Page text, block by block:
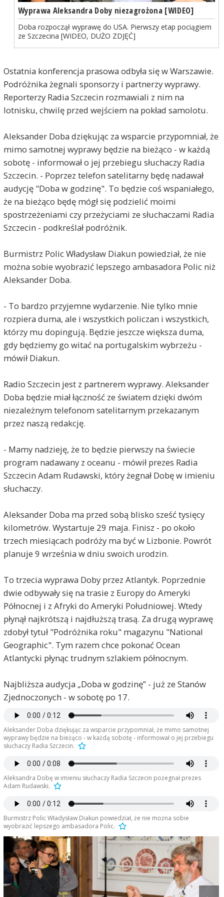
Wyprawa Aleksandra Doby niezagrożona [WIDEO]
Doba rozpoczął wyprawę do USA. Pierwszy etap pociągiem
ze Szczecina [WIDEO, DUŻO ZDJĘĆ]
Ostatnia konferencja prasowa odbyła się w Warszawie.
Podróżnika żegnali sponsorzy i partnerzy wyprawy.
Reporterzy Radia Szczecin rozmawiali z nim na
lotnisku, chwilę przed wejściem na pokład samolotu.
Aleksander Doba dziękując za wsparcie przypomniał, że
mimo samotnej wyprawy będzie na bieżąco - w każdą
sobotę - informował o jej przebiegu słuchaczy Radia
Szczecin. - Poprzez telefon satelitarny będę nadawał
audycję "Doba w godzinę". To będzie coś wspaniałego,
że na bieżąco będę mógł się podzielić moimi
spostrzeżeniami czy przeżyciami ze słuchaczami Radia
Szczecin - podkreślał podróżnik.
Burmistrz Polic Władysław Diakun powiedział, że nie
można sobie wyobrazić lepszego ambasadora Polic niż
Aleksander Doba.
- To bardzo przyjemne wydarzenie. Nie tylko mnie
rozpiera duma, ale i wszystkich policzan i wszystkich,
którzy mu dopingują. Będzie jeszcze większa duma,
gdy będziemy go witać na portugalskim wybrzeżu -
mówił Diakun.
Radio Szczecin jest z partnerem wyprawy. Aleksander
Doba będzie miał łączność ze światem dzięki dwóm
niezależnym telefonom satelitarnym przekazanym
przez naszą redakcję.
- Mamy nadzieję, że to będzie pierwszy na świecie
program nadawany z oceanu - mówił prezes Radia
Szczecin Adam Rudawski, który żegnał Dobę w imieniu
słuchaczy.
Aleksander Doba ma przed sobą blisko sześć tysięcy
kilometrów. Wystartuje 29 maja. Finisz - po około
trzech miesiącach podróży ma być w Lizbonie. Powrót
planuje 9 września w dniu swoich urodzin.
To trzecia wyprawa Doby przez Atlantyk. Poprzednie
dwie odbywały się na trasie z Europy do Ameryki
Północnej i z Afryki do Ameryki Południowej. Wtedy
płynął najkrótszą i najdłuższą trasą. Za drugą wyprawę
zdobył tytuł "Podróżnika roku" magazynu "National
Geographic". Tym razem chce pokonać Ocean
Atlantycki płynąc trudnym szlakiem północnym.
Najbliższa audycja „Doba w godzinę” - już ze Stanów
Zjednoczonych - w sobotę po 17.
Aleksander Doba dziękując za wsparcie przypomniał, że mimo samotnej
wyprawy będzie na bieżąco - w każdą sobotę - informował o jej przebiegu
słuchaczy Radia Szczecin.
Aleksandra Dobę w imieniu słuchaczy Radia Szczecin pożegnał prezes
Adam Rudawski.
Burmistrz Polic Władysław Diakun powiedział, że nie można sobie
wyobrazić lepszego ambasadora Polic.